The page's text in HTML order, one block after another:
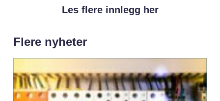
Les flere innlegg her
Flere nyheter